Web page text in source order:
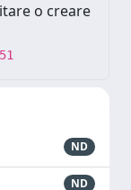
o creare
ND
ND